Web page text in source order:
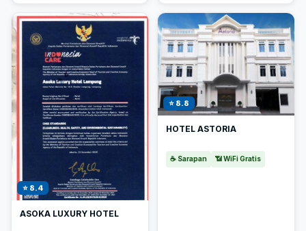
⭐ 8.4
ASOKA LUXURY HOTEL
⭐ 8.8
HOTEL ASTORIA
☕ Sarapan 📶 WiFi Gratis